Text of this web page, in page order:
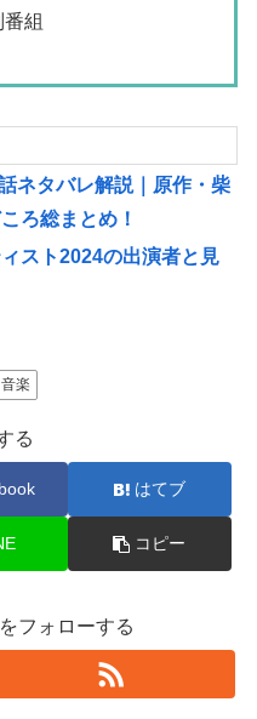
組
ネタバレ解説｜原作・柴
ろ総まとめ！
スト2024の出演者と見
音楽
る
はてブ
コピー
フォローする